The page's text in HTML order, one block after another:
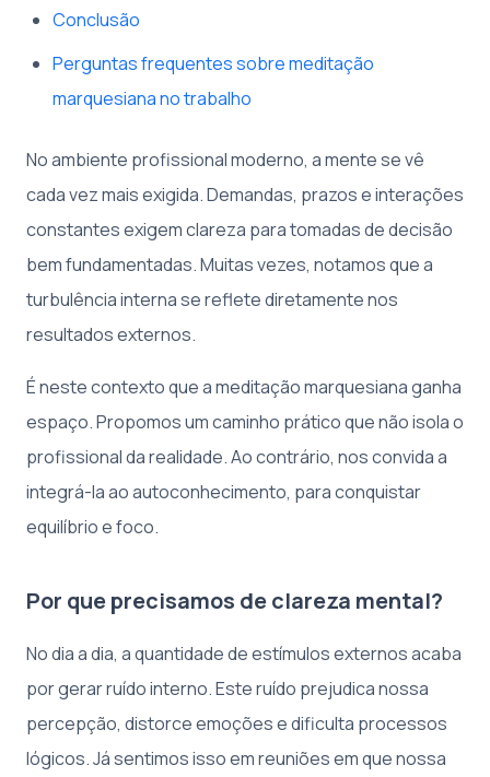
Conclusão
Perguntas frequentes sobre meditação
marquesiana no trabalho
No ambiente profissional moderno, a mente se vê
cada vez mais exigida. Demandas, prazos e interações
constantes exigem clareza para tomadas de decisão
bem fundamentadas. Muitas vezes, notamos que a
turbulência interna se reflete diretamente nos
resultados externos.
É neste contexto que a meditação marquesiana ganha
espaço. Propomos um caminho prático que não isola o
profissional da realidade. Ao contrário, nos convida a
integrá-la ao autoconhecimento, para conquistar
equilíbrio e foco.
Por que precisamos de clareza mental?
No dia a dia, a quantidade de estímulos externos acaba
por gerar ruído interno. Este ruído prejudica nossa
percepção, distorce emoções e dificulta processos
lógicos. Já sentimos isso em reuniões em que nossa